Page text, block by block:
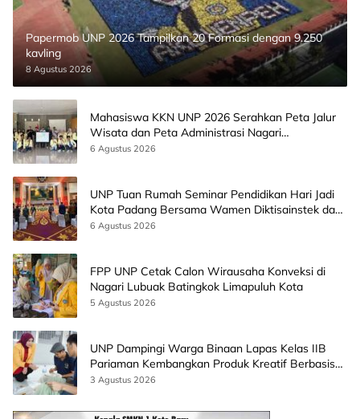
Papermob UNP 2026 Tampilkan 20 Formasi dengan 9.250
kavling
8 Agustus 2026
Mahasiswa KKN UNP 2026 Serahkan Peta Jalur
Wisata dan Peta Administrasi Nagari
Paninggahan
6 Agustus 2026
UNP Tuan Rumah Seminar Pendidikan Hari Jadi
Kota Padang Bersama Wamen Diktisainstek dan
CEO EMGS Malaysia
6 Agustus 2026
FPP UNP Cetak Calon Wirausaha Konveksi di
Nagari Lubuak Batingkok Limapuluh Kota
5 Agustus 2026
UNP Dampingi Warga Binaan Lapas Kelas IIB
Pariaman Kembangkan Produk Kreatif Berbasis
AI
3 Agustus 2026